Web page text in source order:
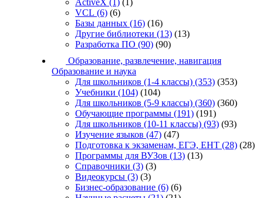
ActiveX (1) (1)
VCL (6) (6)
Базы данных (16) (16)
Другие библиотеки (13) (13)
Разработка ПО (90) (90)
Образование, развлечение, навигация
Образование и наука
Для школьников (1-4 классы) (353) (353)
Учебники (104) (104)
Для школьников (5-9 классы) (360) (360)
Обучающие программы (191) (191)
Для школьников (10-11 классы) (93) (93)
Изучение языков (47) (47)
Подготовка к экзаменам, ЕГЭ, ЕНТ (28) (28)
Программы для ВУЗов (13) (13)
Справочники (3) (3)
Видеокурсы (3) (3)
Бизнес-образование (6) (6)